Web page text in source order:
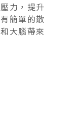
力，提升
簡單的散
大腦帶來